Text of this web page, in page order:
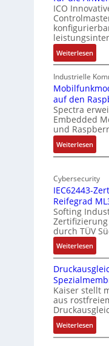
ICO
Weiterlesen:
1
9
-
Z
o
l
l
-
I
d
u
t
r
i
e
-
P
C
l
ä
s
s
Industrielle
auf den
Spectra
Embedded
und
Weiterlesen:
M
b
i
f
u
n
k
m
o
d
u
l
e
b
r
Cybersecurity
IEC62443-
Reifegrad
Softing
Zertifizierung
durch TÜV
Weiterlesen:
I
E
C
6
2
4
4
3
Kaiser stellt
aus
Weiterlesen:
D